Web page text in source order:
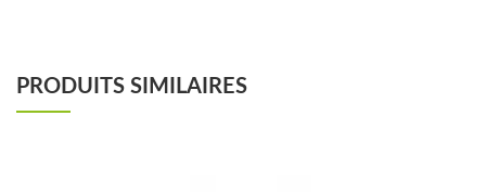
PRODUITS SIMILAIRES